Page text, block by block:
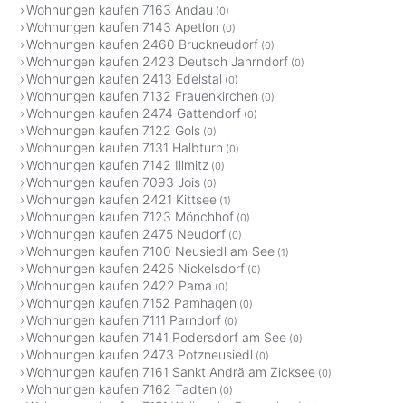
Wohnungen kaufen 7163 Andau (0)
Wohnungen kaufen 7143 Apetlon (0)
Wohnungen kaufen 2460 Bruckneudorf (0)
Wohnungen kaufen 2423 Deutsch Jahrndorf (0)
Wohnungen kaufen 2413 Edelstal (0)
Wohnungen kaufen 7132 Frauenkirchen (0)
Wohnungen kaufen 2474 Gattendorf (0)
Wohnungen kaufen 7122 Gols (0)
Wohnungen kaufen 7131 Halbturn (0)
Wohnungen kaufen 7142 Illmitz (0)
Wohnungen kaufen 7093 Jois (0)
Wohnungen kaufen 2421 Kittsee (1)
Wohnungen kaufen 7123 Mönchhof (0)
Wohnungen kaufen 2475 Neudorf (0)
Wohnungen kaufen 7100 Neusiedl am See (1)
Wohnungen kaufen 2425 Nickelsdorf (0)
Wohnungen kaufen 2422 Pama (0)
Wohnungen kaufen 7152 Pamhagen (0)
Wohnungen kaufen 7111 Parndorf (0)
Wohnungen kaufen 7141 Podersdorf am See (0)
Wohnungen kaufen 2473 Potzneusiedl (0)
Wohnungen kaufen 7161 Sankt Andrä am Zicksee (0)
Wohnungen kaufen 7162 Tadten (0)